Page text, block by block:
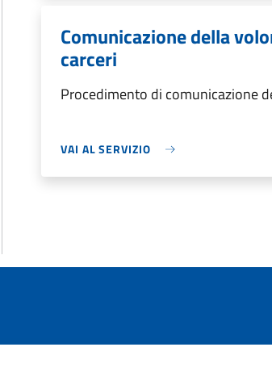
Comunicazione della
carceri
Procedimento di comunicazione
VAI AL SERVIZIO